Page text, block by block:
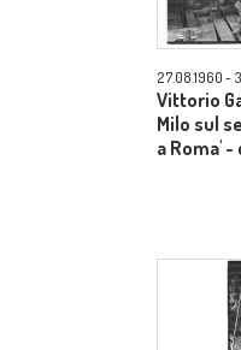
27.08.1960 -
Vittorio
Milo sul
a Roma'